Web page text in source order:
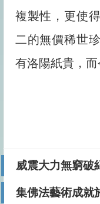
複製性，更使
二的無價稀世
有洛陽紙貴，而
威震大力無窮破
集佛法藝術成就